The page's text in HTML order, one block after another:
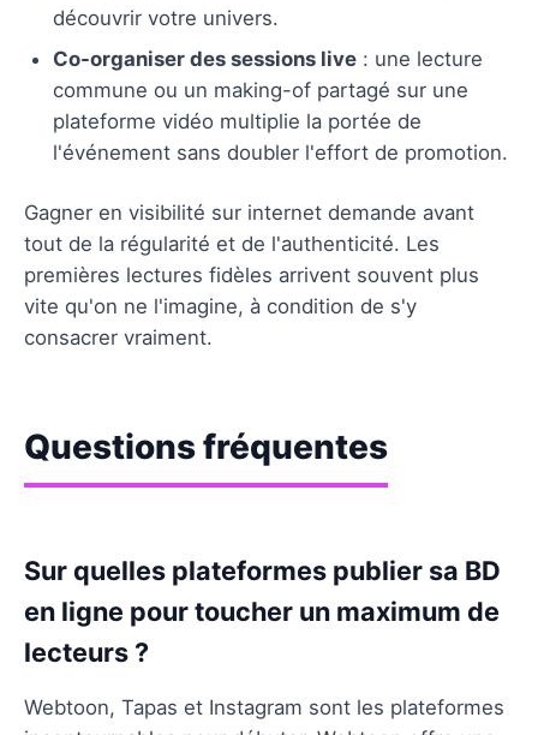
découvrir votre univers.
Co-organiser des sessions live : une lecture
commune ou un making-of partagé sur une
plateforme vidéo multiplie la portée de
l'événement sans doubler l'effort de promotion.
Gagner en visibilité sur internet demande avant
tout de la régularité et de l'authenticité. Les
premières lectures fidèles arrivent souvent plus
vite qu'on ne l'imagine, à condition de s'y
consacrer vraiment.
Questions fréquentes
Sur quelles plateformes publier sa BD
en ligne pour toucher un maximum de
lecteurs ?
Webtoon, Tapas et Instagram sont les plateformes